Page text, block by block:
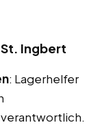
Ingbert
: Lagerhelfer